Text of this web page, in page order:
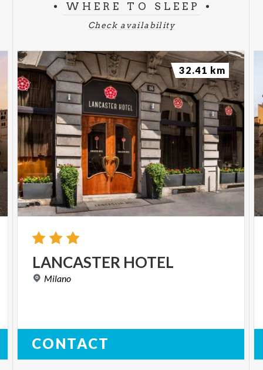
WHERE TO SLEEP
Check availability
LANCASTER HOTEL
Milano
CONTACT
32.41 km